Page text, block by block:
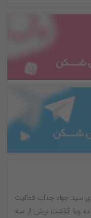
سید جواد جذاب فعالیت
آغاز نموده وبا گذشت بیش از سه